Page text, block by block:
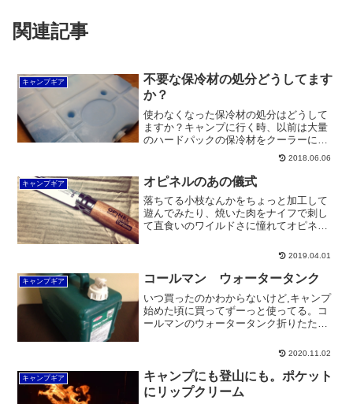
関連記事
キャンプギア
不要な保冷材の処分どうしてます
か？
使わなくなった保冷材の処分はどうして
ますか？キャンプに行く時、以前は大量
のハードパックの保冷材をクーラーに入
れて使っていましたが、融けた後の帰り
はただの荷物。それよりも、２Ｌのペッ
トボトルの水や、お茶を凍らせた方が保
冷性能も高く、保冷効果が...
2018.06.06
キャンプギア オピネルのあの儀式
落ちてる小枝なんかをちょっと加工して
遊んでみたり、焼いた肉をナイフで刺し
て直食いのワイルドさに憧れてオピネル
う時についでで購入しておりました。オ
ごろな大きさで、最も...
2019.04.01
キャンプギア コールマン ウォータータンク
いつ買ったのかわからないけど,キャンプ
始めた頃に買ってずーっと使ってる。コ
ールマンのウォータータンク折りたため
おります。・・・・・コールマン？よく
か！！」いや～そっ...
2020.11.02
キャンプギア
キャンプにも登山にも。ポケット
にリップクリーム